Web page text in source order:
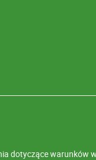
dotyczące warunków